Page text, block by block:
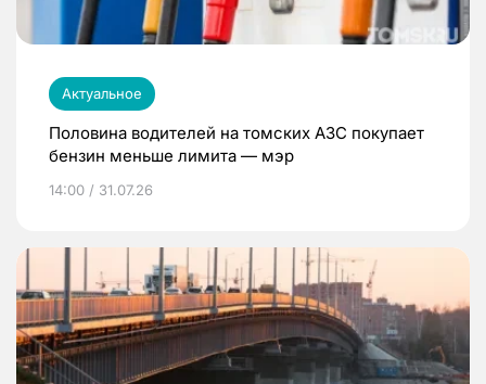
Актуальное
Половина водителей на томских АЗС покупает
бензин меньше лимита — мэр
14:00 / 31.07.26